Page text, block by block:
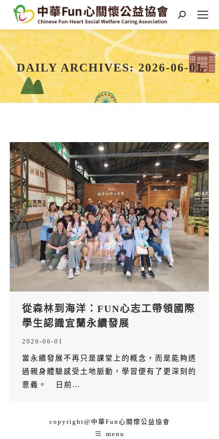
Search:
DAILY ARCHIVES:2026-06-01
You are here:
從森林到海洋：FUN心志工帶領國際
學生認識宜蘭永續發展
2026-06-01
當永續發展不再只是課堂上的概念，而是能夠透
過親身體驗感受土地脈動，學習便有了更深刻的
意義。 日前…
copyright@中華Fun心關懷公益協會
menu